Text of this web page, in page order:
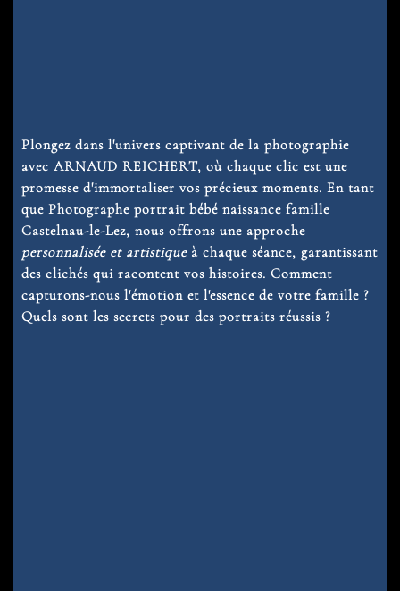
Plongez dans l'univers captivant de la photographie
avec ARNAUD REICHERT, où chaque clic est une
promesse d'immortaliser vos précieux moments. En tant
que Photographe portrait bébé naissance famille
Castelnau-le-Lez, nous offrons une approche
personnalisée et artistiqueà chaque séance, garantissant
des clichés qui racontent vos histoires. Comment
capturons-nous l'émotion et l'essence de votre famille ?
Quels sont les secrets pour des portraits réussis ?